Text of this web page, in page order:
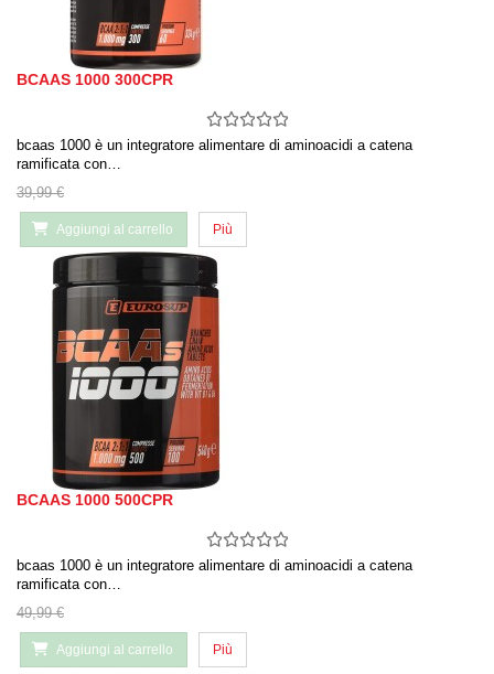
BCAAS 1000 300CPR
bcaas 1000 è un integratore alimentare di aminoacidi a catena
ramificata con…
39,99 €
Aggiungi al carrello Più
BCAAS 1000 500CPR
bcaas 1000 è un integratore alimentare di aminoacidi a catena
ramificata con…
49,99 €
Aggiungi al carrello Più